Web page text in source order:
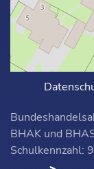
BHAK und
Schulkennzahl: